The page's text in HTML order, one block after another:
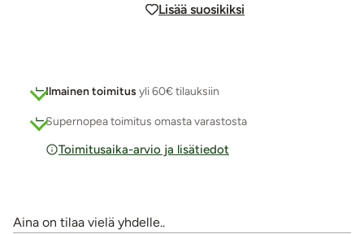
Lisää suosikiksi
Ilmainen toimitus yli 60€ tilauksiin
Supernopea toimitus omasta varastosta
Toimitusaika-arvio ja lisätiedot
Aina on tilaa vielä yhdelle..